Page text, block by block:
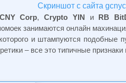
Скриншот с сайта
Corp, Crypto YIN и RB
занимаются онлайн
и штампуются подобные
– все это типичные